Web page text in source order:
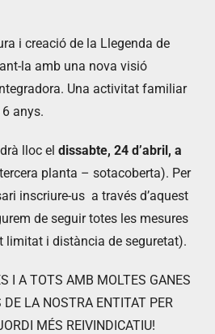
i creació de la Llegenda de
la amb una nova visió
Una activitat familiar
anys.
lloc el dissabte, 24 d’abril, a
planta – sotacoberta). Per
inscriure-us a través d’aquest
de seguir totes les mesures
limitat i distància de seguretat).
I A TOTS AMB MOLTES GANES
DE LA NOSTRA ENTITAT PER
MÉS REIVINDICATIU!